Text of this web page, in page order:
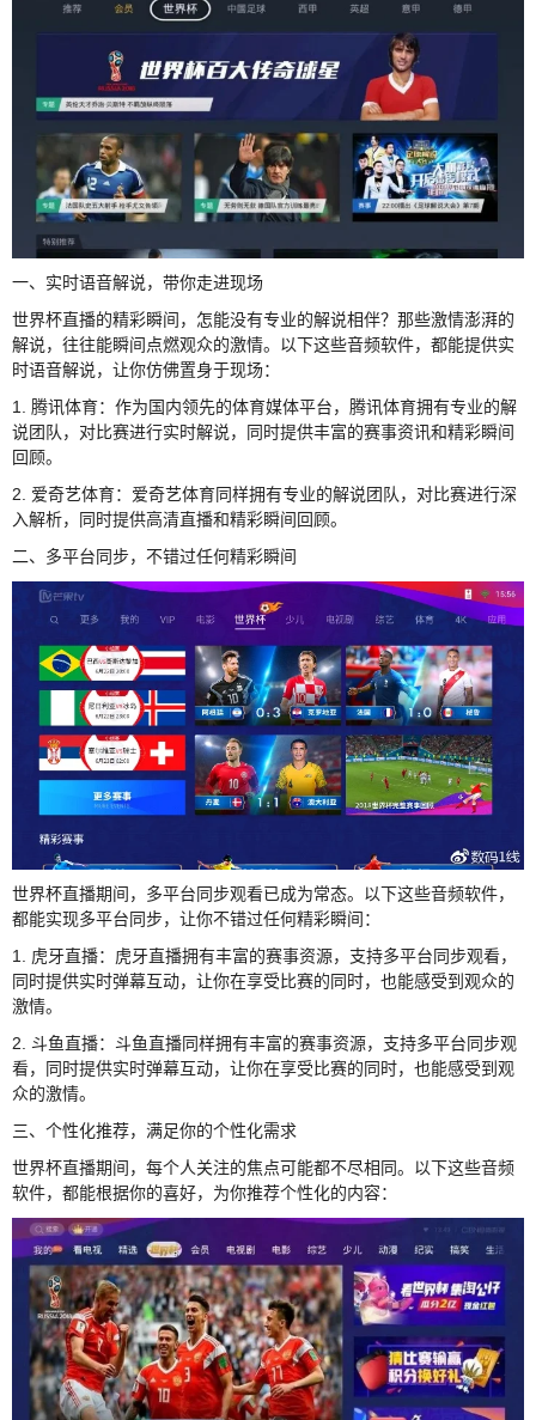
一、实时语音解说，带你走进现场
世界杯直播的精彩瞬间，怎能没有专业的解说相伴？那些激情澎湃的
解说，往往能瞬间点燃观众的激情。以下这些音频软件，都能提供实
时语音解说，让你仿佛置身于现场：
1. 腾讯体育：作为国内领先的体育媒体平台，腾讯体育拥有专业的解
说团队，对比赛进行实时解说，同时提供丰富的赛事资讯和精彩瞬间
回顾。
2. 爱奇艺体育：爱奇艺体育同样拥有专业的解说团队，对比赛进行深
入解析，同时提供高清直播和精彩瞬间回顾。
二、多平台同步，不错过任何精彩瞬间
世界杯直播期间，多平台同步观看已成为常态。以下这些音频软件，
都能实现多平台同步，让你不错过任何精彩瞬间：
1. 虎牙直播：虎牙直播拥有丰富的赛事资源，支持多平台同步观看，
同时提供实时弹幕互动，让你在享受比赛的同时，也能感受到观众的
激情。
2. 斗鱼直播：斗鱼直播同样拥有丰富的赛事资源，支持多平台同步观
看，同时提供实时弹幕互动，让你在享受比赛的同时，也能感受到观
众的激情。
三、个性化推荐，满足你的个性化需求
世界杯直播期间，每个人关注的焦点可能都不尽相同。以下这些音频
软件，都能根据你的喜好，为你推荐个性化的内容：